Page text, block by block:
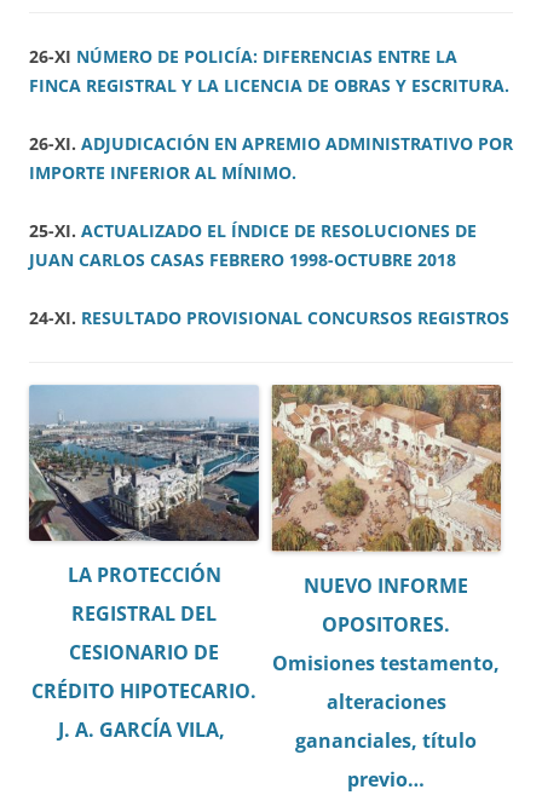
26-XI NÚMERO DE POLICÍA: DIFERENCIAS ENTRE LA
FINCA REGISTRAL Y LA LICENCIA DE OBRAS Y ESCRITURA.
26-XI. ADJUDICACIÓN EN APREMIO ADMINISTRATIVO POR
IMPORTE INFERIOR AL MÍNIMO.
25-XI. ACTUALIZADO EL ÍNDICE DE RESOLUCIONES DE
JUAN CARLOS CASAS FEBRERO 1998-OCTUBRE 2018
24-XI. RESULTADO PROVISIONAL CONCURSOS REGISTROS
LA PROTECCIÓN
REGISTRAL DEL
CESIONARIO DE
CRÉDITO HIPOTECARIO.
J. A. GARCÍA VILA,
NUEVO INFORME
OPOSITORES.
Omisiones testamento,
alteraciones
gananciales, título
previo…